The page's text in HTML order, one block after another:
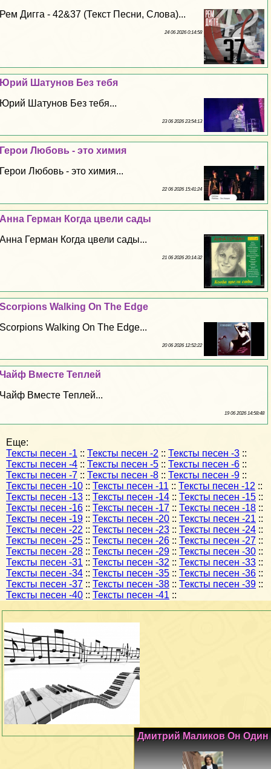
Рем Дигга - 42&37 (Текст Песни, Слова)...
24 06 2026 0:14:58
Юрий Шатунов Без тебя
Юрий Шатунов Без тебя...
23 06 2026 23:54:13
Герои Любовь - это химия
Герои Любовь - это химия...
22 06 2026 15:41:24
Анна Герман Когда цвели сады
Анна Герман Когда цвели сады...
21 06 2026 20:14:32
Scorpions Walking On The Edge
Scorpions Walking On The Edge...
20 06 2026 12:52:22
Чайф Вместе Теплей
Чайф Вместе Теплей...
19 06 2026 14:58:48
Еще:
Тексты песен -1 :: Тексты песен -2 :: Тексты песен -3 ::
Тексты песен -4 :: Тексты песен -5 :: Тексты песен -6 ::
Тексты песен -7 :: Тексты песен -8 :: Тексты песен -9 ::
Тексты песен -10 :: Тексты песен -11 :: Тексты песен -12 ::
Тексты песен -13 :: Тексты песен -14 :: Тексты песен -15 ::
Тексты песен -16 :: Тексты песен -17 :: Тексты песен -18 ::
Тексты песен -19 :: Тексты песен -20 :: Тексты песен -21 ::
Тексты песен -22 :: Тексты песен -23 :: Тексты песен -24 ::
Тексты песен -25 :: Тексты песен -26 :: Тексты песен -27 ::
Тексты песен -28 :: Тексты песен -29 :: Тексты песен -30 ::
Тексты песен -31 :: Тексты песен -32 :: Тексты песен -33 ::
Тексты песен -34 :: Тексты песен -35 :: Тексты песен -36 ::
Тексты песен -37 :: Тексты песен -38 :: Тексты песен -39 ::
Тексты песен -40 :: Тексты песен -41 ::
Дмитрий Маликов Он Один